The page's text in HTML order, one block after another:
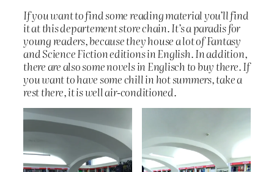
If you want to find some reading material you’ll find
it at this departement store chain. It’s a paradis for
young readers, because they house a lot of Fantasy
and Science Fiction editions in English. In addition,
there are also some novels in Englisch to buy there. If
you want to have some chill in hot summers, take a
rest there, it is well air-conditioned.